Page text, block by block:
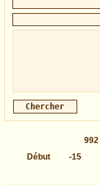
992
Début
-15